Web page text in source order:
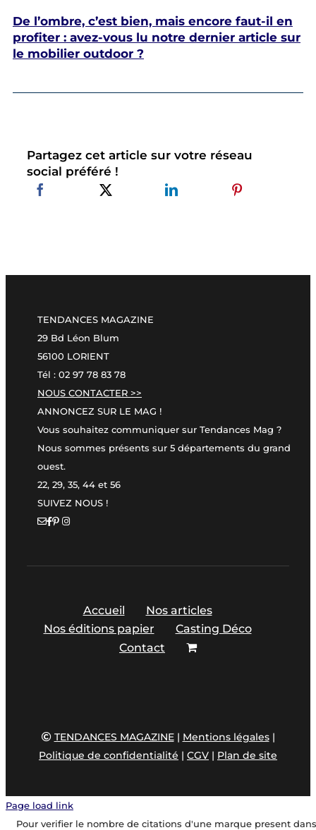
De l’ombre, c’est bien, mais encore faut-il en
profiter : avez-vous lu notre dernier article sur
le mobilier outdoor ?
Partagez cet article sur votre réseau
social préféré !
TENDANCES MAGAZINE
29 Bd Léon Blum
56100 LORIENT
Tél : 02 97 78 83 78
NOUS CONTACTER >>
ANNONCEZ SUR LE MAG !
Vous souhaitez communiquer sur Tendances Mag ?
Nous sommes présents sur 5 départements du grand
ouest.
22, 29, 35, 44 et 56
SUIVEZ NOUS !
Accueil
Nos articles
Nos éditions papier
Casting Déco
Contact
TENDANCES MAGAZINE| Mentions légales|
Politique de confidentialité | CGV | Plan de site
Page load link
Pour verifier le nombre de citations d'une marque present dans